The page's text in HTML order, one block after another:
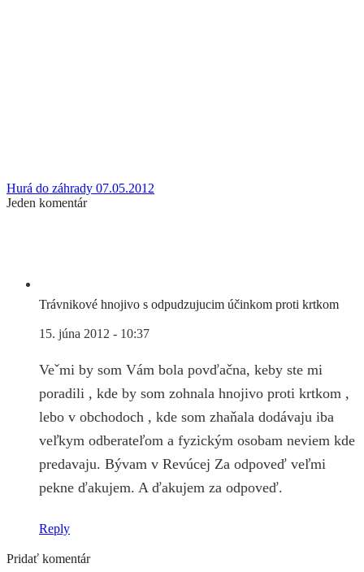
Hurá do záhrady 07.05.2012
Jeden komentár
Trávnikové hnojivo s odpudzujucim účinkom proti krtkom
15. júna 2012 - 10:37
Veˇmi by som Vám bola povďačna, keby ste mi
poradili , kde by som zohnala hnojivo proti krtkom ,
lebo v obchodoch , kde som zhaňala dodávaju iba
veľkym odberateľom a fyzickým osobam neviem kde
predavaju. Bývam v Revúcej Za odpoveď veľmi
pekne ďakujem. A ďakujem za odpoveď.
Reply
Pridať komentár